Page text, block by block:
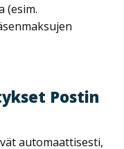
(esim.
Postin
automaattisesti,